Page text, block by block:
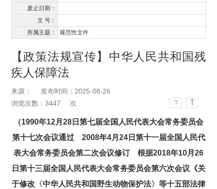
废止日期：
文 号：
所属主题：
规范性文件
【政策法规宣传】中华人民共和国残
疾人保障法
来源：
发布时间：2025-08-26
浏览次数： 3447 次 T T
（1990年12月28日第七届全国人民代表大会常务委员会
第十七次会议通过 2008年4月24日第十一届全国人民代
表大会常务委员会第二次会议修订 根据2018年10月26
日第十三届全国人民代表大会常务委员会第六次会议《关
于修改〈中华人民共和国野生动物保护法〉等十五部法律